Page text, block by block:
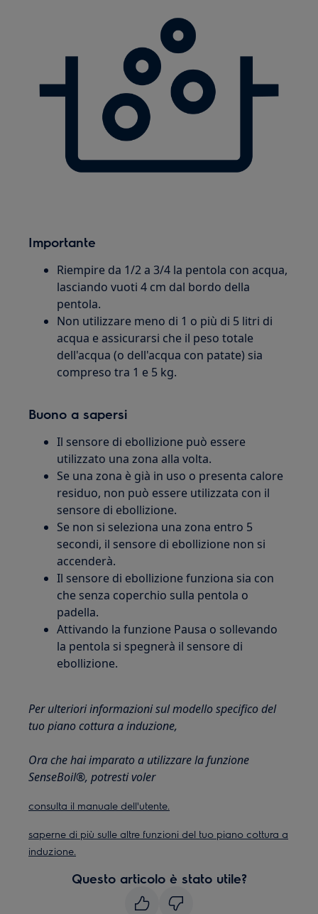
Importante
Riempire da 1/2 a 3/4 la pentola con acqua,
lasciando vuoti 4 cm dal bordo della
pentola.
Non utilizzare meno di 1 o più di 5 litri di
acqua e assicurarsi che il peso totale
dell'acqua (o dell'acqua con patate) sia
compreso tra 1 e 5 kg.
Buono a sapersi
Il sensore di ebollizione può essere
utilizzato una zona alla volta.
Se una zona è già in uso o presenta calore
residuo, non può essere utilizzata con il
sensore di ebollizione.
Se non si seleziona una zona entro 5
secondi, il sensore di ebollizione non si
accenderà.
Il sensore di ebollizione funziona sia con
che senza coperchio sulla pentola o
padella.
Attivando la funzione Pausa o sollevando
la pentola si spegnerà il sensore di
ebollizione.
Per ulteriori informazioni sul modello specifico del
tuo piano cottura a induzione,
Ora che hai imparato a utilizzare la funzione
SenseBoil®, potresti voler
consulta il manuale dell'utente.
saperne di più sulle altre funzioni del tuo piano cottura a
induzione.
Questo articolo è stato utile?